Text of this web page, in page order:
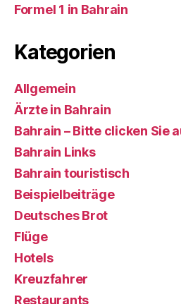
Formel 1 in Bahrain
Kategorien
Allgemein
Ärzte in Bahrain
Bahrain – Bitte clicken Sie
Bahrain Links
Bahrain touristisch
Beispielbeiträge
Deutsches Brot
Flüge
Hotels
Kreuzfahrer
Restaurants